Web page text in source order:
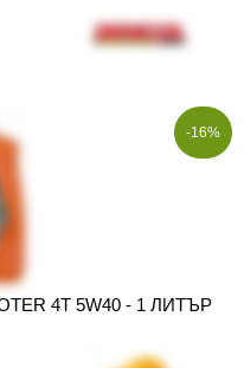
-16%
4T 5W40 - 1 ЛИТЪР